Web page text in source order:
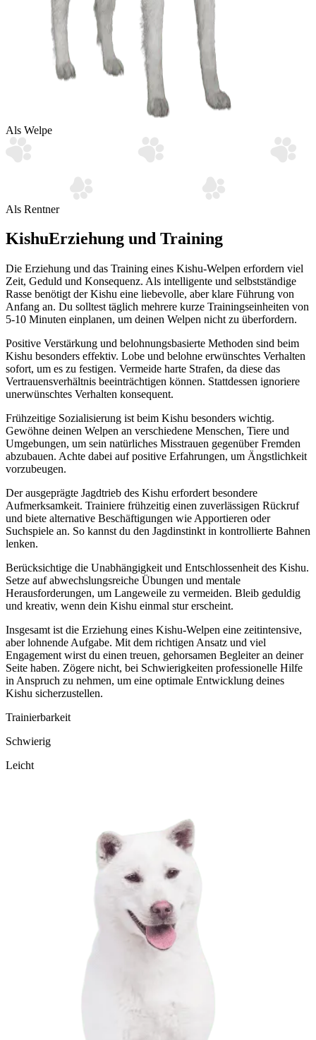
Als Welpe
Als Rentner
KishuErziehung und Training
Die Erziehung und das Training eines Kishu-Welpen erfordern viel
Zeit, Geduld und Konsequenz. Als intelligente und selbstständige
Rasse benötigt der Kishu eine liebevolle, aber klare Führung von
Anfang an. Du solltest täglich mehrere kurze Trainingseinheiten von
5-10 Minuten einplanen, um deinen Welpen nicht zu überfordern.
Positive Verstärkung und belohnungsbasierte Methoden sind beim
Kishu besonders effektiv. Lobe und belohne erwünschtes Verhalten
sofort, um es zu festigen. Vermeide harte Strafen, da diese das
Vertrauensverhältnis beeinträchtigen können. Stattdessen ignoriere
unerwünschtes Verhalten konsequent.
Frühzeitige Sozialisierung ist beim Kishu besonders wichtig.
Gewöhne deinen Welpen an verschiedene Menschen, Tiere und
Umgebungen, um sein natürliches Misstrauen gegenüber Fremden
abzubauen. Achte dabei auf positive Erfahrungen, um Ängstlichkeit
vorzubeugen.
Der ausgeprägte Jagdtrieb des Kishu erfordert besondere
Aufmerksamkeit. Trainiere frühzeitig einen zuverlässigen Rückruf
und biete alternative Beschäftigungen wie Apportieren oder
Suchspiele an. So kannst du den Jagdinstinkt in kontrollierte Bahnen
lenken.
Berücksichtige die Unabhängigkeit und Entschlossenheit des Kishu.
Setze auf abwechslungsreiche Übungen und mentale
Herausforderungen, um Langeweile zu vermeiden. Bleib geduldig
und kreativ, wenn dein Kishu einmal stur erscheint.
Insgesamt ist die Erziehung eines Kishu-Welpen eine zeitintensive,
aber lohnende Aufgabe. Mit dem richtigen Ansatz und viel
Engagement wirst du einen treuen, gehorsamen Begleiter an deiner
Seite haben. Zögere nicht, bei Schwierigkeiten professionelle Hilfe
in Anspruch zu nehmen, um eine optimale Entwicklung deines
Kishu sicherzustellen.
Trainierbarkeit
Schwierig
Leicht